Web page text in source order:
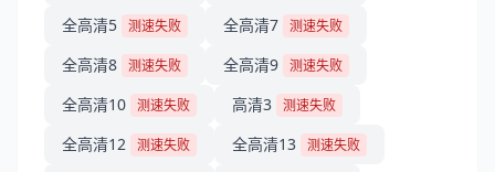
全高清5 测速失败 全高清7 测速失败
全高清8 测速失败 全高清9 测速失败
全高清10 测速失败 高清3 测速失败
全高清12 测速失败 全高清13 测速失败